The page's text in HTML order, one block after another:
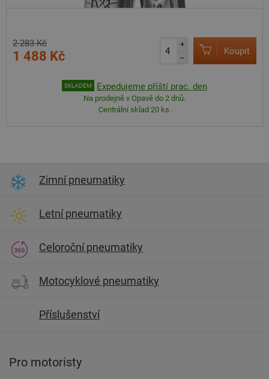
2 283 Kč
1 488 Kč
+
–
Koupit
SKLADEM Expedujeme příští prac. den
Na prodejně v Opavě do 2 dnů.
Centrální sklad 20 ks.
Zimní pneumatiky
Letní pneumatiky
Celoroční pneumatiky
Motocyklové pneumatiky
Příslušenství
Pro motoristy